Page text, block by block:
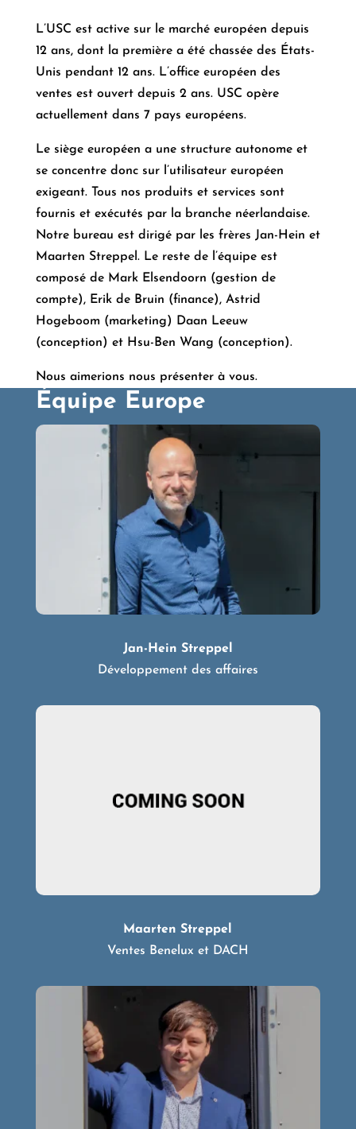
L’USC est active sur le marché européen depuis
12 ans, dont la première a été chassée des États-
Unis pendant 12 ans. L’office européen des
ventes est ouvert depuis 2 ans. USC opère
actuellement dans 7 pays européens.
Le siège européen a une structure autonome et
se concentre donc sur l’utilisateur européen
exigeant. Tous nos produits et services sont
fournis et exécutés par la branche néerlandaise.
Notre bureau est dirigé par les frères Jan-Hein et
Maarten Streppel. Le reste de l’équipe est
composé de Mark Elsendoorn (gestion de
compte), Erik de Bruin (finance), Astrid
Hogeboom (marketing) Daan Leeuw
(conception) et Hsu-Ben Wang (conception).
Nous aimerions nous présenter à vous.
Équipe Europe
Jan-Hein Streppel
Développement des affaires
Maarten Streppel
Ventes Benelux et DACH